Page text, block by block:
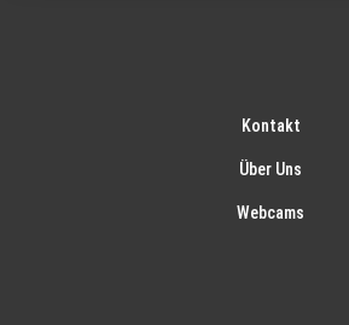
Kontakt
Über Uns
Webcams